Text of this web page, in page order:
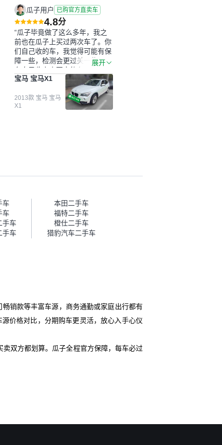
瓜子用户 已购官方直卖车
4.8分
“瓜子毕竟做了这么多年，我之
前也在瓜子上买过两次车了。你
们自己收的车，我觉得可能有保
障一些，检测会更过关一些。平
台自己收上来再卖的车，应该更
可靠。我买的是宝马X1，主要看
中它的价格和公里数比较合适。
另外，瓜子承诺无火烧、无事
故、无泡水、无调表，在平台自
帮我谈价。自营车我讲过价，最
后是通过花一块钱买优惠券的方
式，便宜了800块钱成交。”
展开
宝马 宝马X1
2013款 宝马 宝马
X1
车
本田二手车
车
福特二手车
手车
橙仕二手车
手车
猎豹汽车二手车
销款等丰富车源，商务通勤或家庭出行都有
价格对比，分期购车更灵活，放心入手心仪
双方都划算。瓜子全程官方保障，每车必过